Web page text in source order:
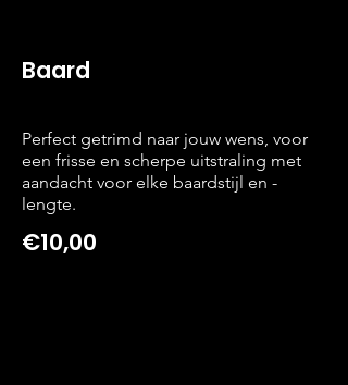
Baard
Perfect getrimd naar jouw wens, voor
een frisse en scherpe uitstraling met
aandacht voor elke baardstijl en -
lengte.
€10,00